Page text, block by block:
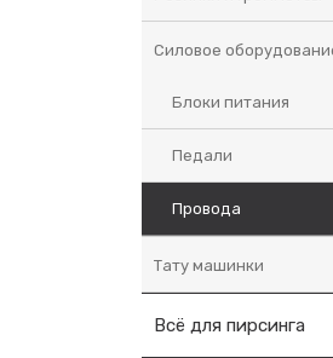
Силовое
Блоки питания
Педали
Провода
Тату машинки
Всё для пирсинга